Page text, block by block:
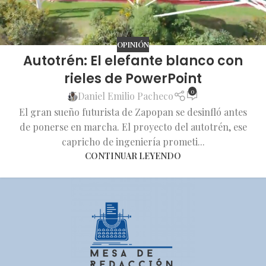
OPINIÓN
Autotrén: El elefante blanco con
rieles de PowerPoint
Daniel Emilio Pacheco 0
El gran sueño futurista de Zapopan se desinfló antes
de ponerse en marcha. El proyecto del autotrén, ese
capricho de ingeniería prometi...
CONTINUAR LEYENDO